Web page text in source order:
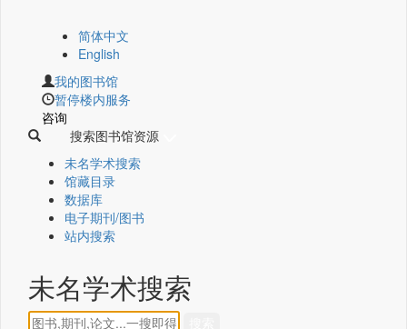
简体中文
English
我的图书馆
暂停楼内服务
咨询
搜索图书馆资源
未名学术搜索
馆藏目录
数据库
电子期刊/图书
站内搜索
未名学术搜索